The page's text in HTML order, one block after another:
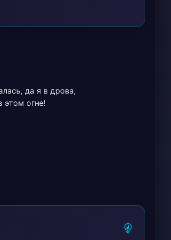
да я в дрова,
этом огне!